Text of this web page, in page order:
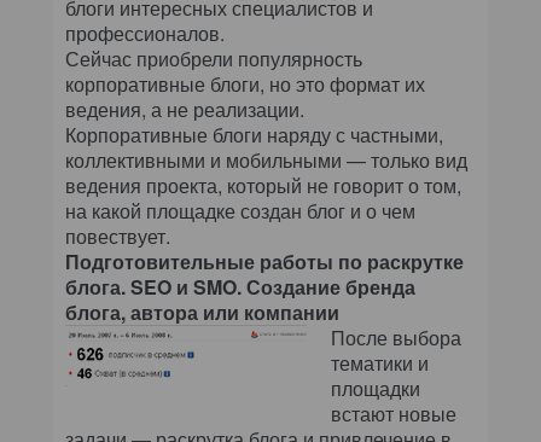
блоги интересных специалистов и
профессионалов.
Сейчас приобрели популярность
корпоративные блоги, но это формат их
ведения, а не реализации.
Корпоративные блоги наряду с частными,
коллективными и мобильными — только вид
ведения проекта, который не говорит о том,
на какой площадке создан блог и о чем
повествует.
Подготовительные работы по раскрутке
блога. SEO и SMO. Создание бренда
блога, автора или компании
После выбора
тематики и
площадки
встают новые